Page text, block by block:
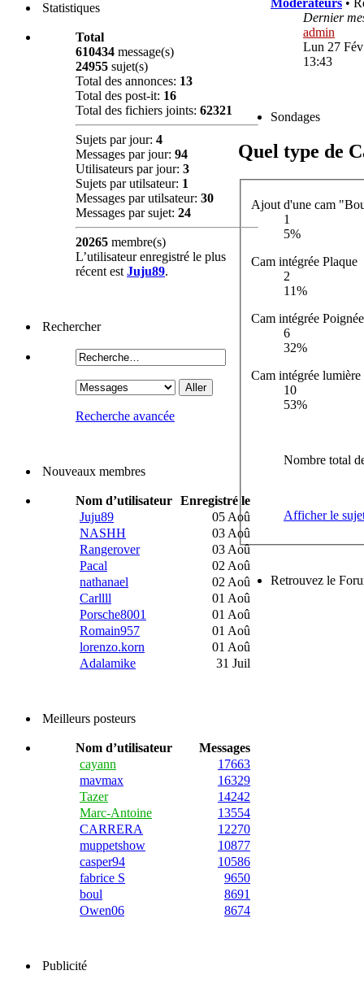
Statistiques
Total
610434 message(s)
24955 sujet(s)
Total des annonces: 13
Total des post-it: 16
Total des fichiers joints: 62321
Sujets par jour: 4
Messages par jour: 94
Utilisateurs par jour: 3
Sujets par utilsateur: 1
Messages par utilsateur: 30
Messages par sujet: 24
20265 membre(s)
L’utilisateur enregistré le plus
récent est Juju89.
Rechercher
Recherche avancée
Nouveaux membres
Nom d’utilisateur Enregistré le
Juju89
05 Aoû
NASHH
03 Aoû
Rangerover
03 Aoû
Pacal
02 Aoû
nathanael
02 Aoû
Carllll
01 Aoû
Porsche8001
01 Aoû
Romain957
01 Aoû
lorenzo.korn
01 Aoû
Adalamike
31 Juil
Meilleurs posteurs
Nom d’utilisateur
Messages
cayann
17663
mavmax
16329
Tazer
14242
Marc-Antoine
13554
CARRERA
12270
muppetshow
10877
casper94
10586
fabrice S
9650
boul
8691
Owen06
8674
Publicité
Dernier
admin
Lun 27
13:43
Sondages
Quel type de
Ajout d'une cam
1
5%
Cam intégrée Plaque
2
11%
Cam intégrée Poignée
6
32%
Cam intégrée lumière
10
53%
Nombre total
Afficher le
Retrouvez le